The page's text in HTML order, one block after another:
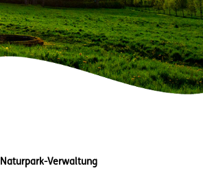
Naturpark-Verwaltung